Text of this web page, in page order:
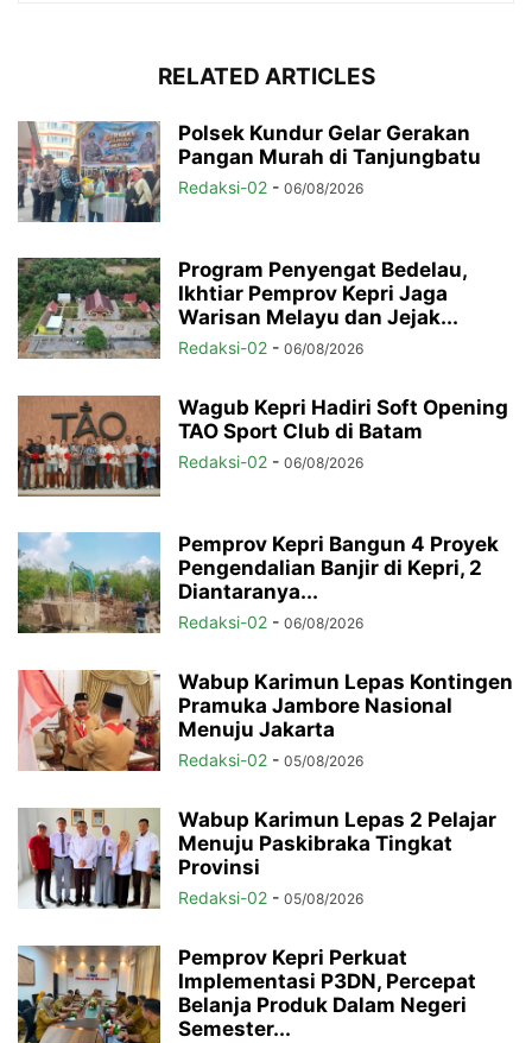
RELATED ARTICLES
Polsek Kundur Gelar Gerakan
Pangan Murah di Tanjungbatu
Redaksi-02 - 06/08/2026
Program Penyengat Bedelau,
Ikhtiar Pemprov Kepri Jaga
Warisan Melayu dan Jejak...
Redaksi-02 - 06/08/2026
Wagub Kepri Hadiri Soft Opening
TAO Sport Club di Batam
Redaksi-02 - 06/08/2026
Pemprov Kepri Bangun 4 Proyek
Pengendalian Banjir di Kepri, 2
Diantaranya...
Redaksi-02 - 06/08/2026
Wabup Karimun Lepas Kontingen
Pramuka Jambore Nasional
Menuju Jakarta
Redaksi-02 - 05/08/2026
Wabup Karimun Lepas 2 Pelajar
Menuju Paskibraka Tingkat
Provinsi
Redaksi-02 - 05/08/2026
Pemprov Kepri Perkuat
Implementasi P3DN, Percepat
Belanja Produk Dalam Negeri
Semester...